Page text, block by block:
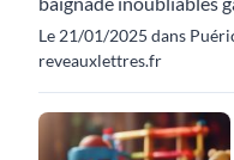
Le 21/01/2025 dans
reveauxlettres.fr